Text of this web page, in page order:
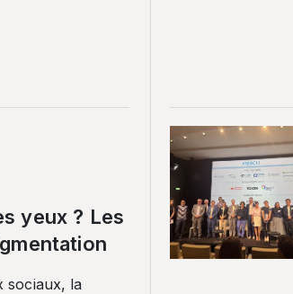
yeux ? Les
sociaux, la